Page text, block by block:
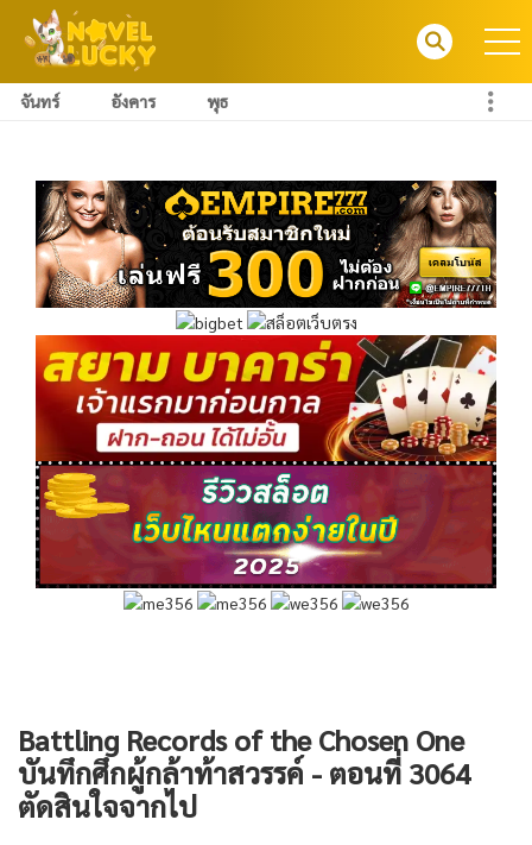
จันทร์ อังคาร พุธ
Battling Records of the Chosen One
บันทึกศึกผู้กล้าท้าสวรรค์ - ตอนที่ 3064
ตัดสินใจจากไป